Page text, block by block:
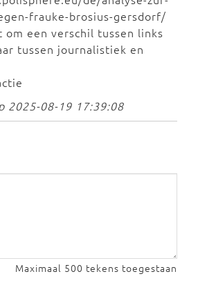
frauke-brosius-gersdorf/
om een verschil tussen links
tussen journalistiek en
2025-08-19 17:39:08
Maximaal 500 tekens toegestaan